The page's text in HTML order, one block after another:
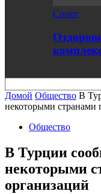
Спорт
Домой Общество В
некоторыми странами
Общество
В Турции
некоторыми
организаций